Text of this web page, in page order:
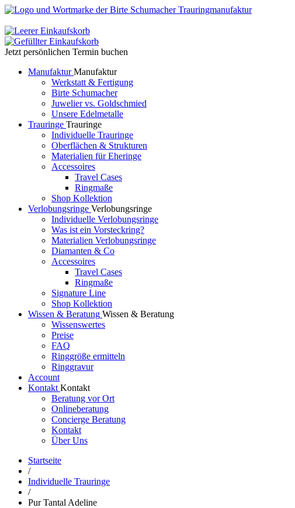
Jetzt persönlichen Termin buchen
Manufaktur Manufaktur
Werkstatt & Fertigung
Birte Schumacher
Juwelier vs. Goldschmied
Unsere Edelmetalle
Trauringe Trauringe
Individuelle Trauringe
Oberflächen & Strukturen
Materialien für Eheringe
Accessoires
Travel Cases
Ringmaße
Shop Kollektion
Verlobungsringe Verlobungsringe
Individuelle Verlobungsringe
Was ist ein Vorsteckring?
Materialien Verlobungsringe
Diamanten & Co
Accessoires
Travel Cases
Ringmaße
Signature Line
Shop Kollektion
Wissen & Beratung Wissen & Beratung
Wissenswertes
Preise
FAQ
Ringgröße ermitteln
Ringgravur
Account
Kontakt Kontakt
Beratung vor Ort
Onlineberatung
Concierge Beratung
Kontakt
Über Uns
Startseite
/
Individuelle Trauringe
/
Pur Tantal Adeline